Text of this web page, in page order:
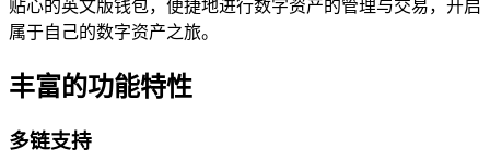
贴心的英文版钱包，便捷地进行数字资产的管理与交易，开启
属于自己的数字资产之旅。
丰富的功能特性
多链支持